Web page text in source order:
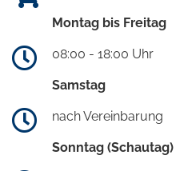
Montag bis Freitag
08:00 - 18:00 Uhr
Samstag
nach Vereinbarung
Sonntag (Schautag)